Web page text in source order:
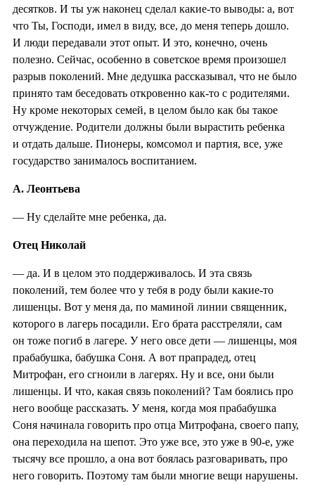
десятков. И ты уж наконец сделал какие-то выводы: а, вот
что Ты, Господи, имел в виду, все, до меня теперь дошло.
И люди передавали этот опыт. И это, конечно, очень
полезно. Сейчас, особенно в советское время произошел
разрыв поколений. Мне дедушка рассказывал, что не было
принято там беседовать откровенно как-то с родителями.
Ну кроме некоторых семей, в целом было как бы такое
отчуждение. Родители должны были вырастить ребенка
и отдать дальше. Пионеры, комсомол и партия, все, уже
государство занималось воспитанием.
А. Леонтьева
— Ну сделайте мне ребенка, да.
Отец Николай
— да. И в целом это поддерживалось. И эта связь
поколений, тем более что у тебя в роду были какие-то
лишенцы. Вот у меня да, по маминой линии священник,
которого в лагерь посадили. Его брата расстреляли, сам
он тоже погиб в лагере. У него овсе дети — лишенцы, моя
прабабушка, бабушка Соня. А вот прапрадед, отец
Митрофан, его сгноили в лагерях. Ну и все, они были
лишенцы. И что, какая связь поколений? Там боялись про
него вообще рассказать. У меня, когда моя прабабушка
Соня начинала говорить про отца Митрофана, своего папу,
она переходила на шепот. Это уже все, это уже в 90-е, уже
тысячу все прошло, а она вот боялась разговаривать, про
него говорить. Поэтому там были многие вещи нарушены.